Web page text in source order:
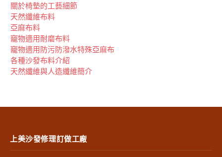
關於椅墊的工藝細節
天然纖維布料
亞麻布料
竉物適用耐磨布料
竉物適用防污防潑水特殊亞麻布
各種沙發布料介紹
天然纖維與人造纖維簡介
上美沙發修理訂做工廠